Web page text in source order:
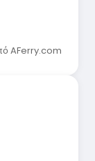
AFerry.com